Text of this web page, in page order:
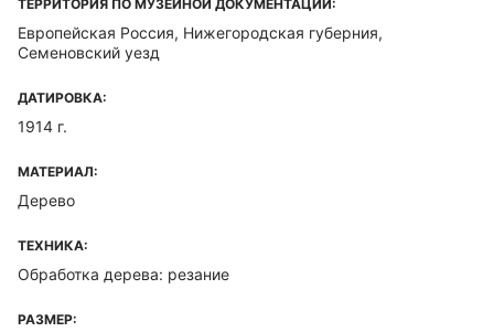
ТЕРРИТОРИЯ ПО МУЗЕЙНОЙ ДОКУМЕНТАЦИИ:
Европейская Россия, Нижегородская губерния,
Семеновский уезд
ДАТИРОВКА:
1914 г.
МАТЕРИАЛ:
Дерево
ТЕХНИКА:
Обработка дерева: резание
РАЗМЕР: